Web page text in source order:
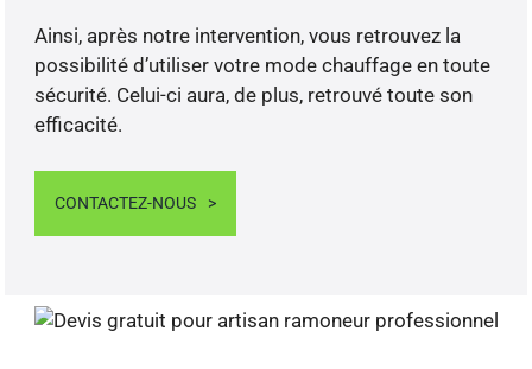
Ainsi, après notre intervention, vous retrouvez la
possibilité d’utiliser votre mode chauffage en toute
sécurité. Celui-ci aura, de plus, retrouvé toute son
efficacité.
CONTACTEZ-NOUS